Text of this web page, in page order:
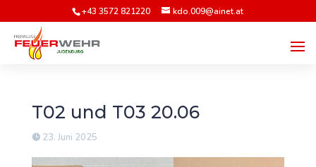
+43 3572 821220 kdo.009@ainet.at
T02 und T03 20.06
23. Juni 2025